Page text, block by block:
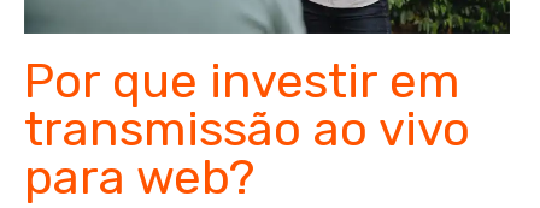
Por que investir em
transmissão ao vivo
para web?